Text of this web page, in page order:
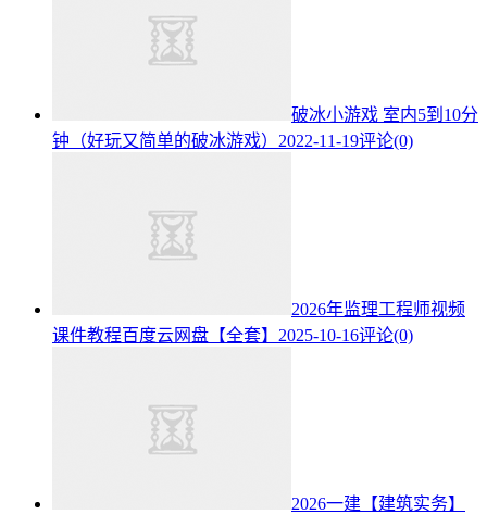
破冰小游戏 室内5到10分
钟（好玩又简单的破冰游戏） 2022-11-19评论(0)
2026年监理工程师视频
课件教程百度云网盘【全套】 2025-10-16评论(0)
2026一建【建筑实务】